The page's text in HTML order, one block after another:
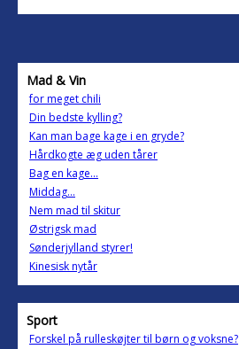
Mad & Vin
for meget chili
Din bedste kylling?
Kan man bage kage i en gryde?
Hårdkogte æg uden tårer
Bag en kage...
Middag...
Nem mad til skitur
Østrigsk mad
Sønderjylland styrer!
Kinesisk nytår
Sport
Forskel på rulleskøjter til børn og voksne?